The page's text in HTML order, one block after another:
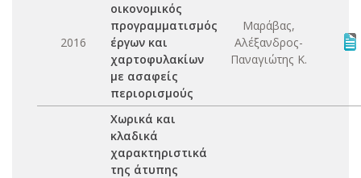
2016
οικονομικός
προγραμματισμός
έργων και
χαρτοφυλακίων
με ασαφείς
περιορισμούς
Μαράβας,
Αλέξανδρος-
Παναγιώτης Κ.
Χωρικά και
κλαδικά
χαρακτηριστικά
της άτυπης